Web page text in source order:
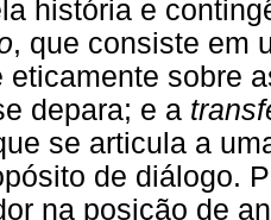
história e
, que consiste em
eticamente sobre
depara; e a
se articula a
de diálogo.
na posição de